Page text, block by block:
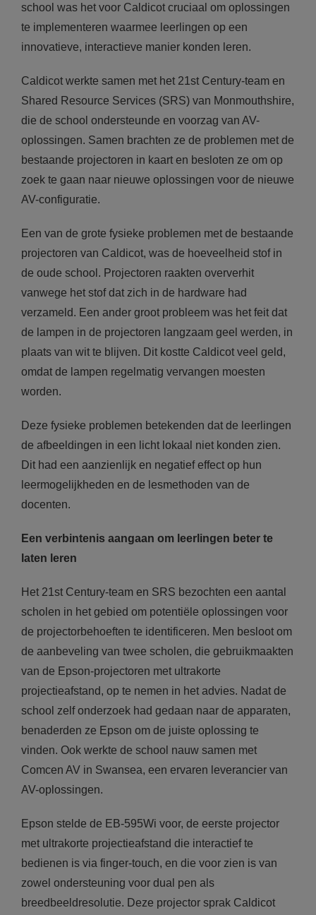
school was het voor Caldicot cruciaal om oplossingen
te implementeren waarmee leerlingen op een
innovatieve, interactieve manier konden leren.
Caldicot werkte samen met het 21st Century-team en
Shared Resource Services (SRS) van Monmouthshire,
die de school ondersteunde en voorzag van AV-
oplossingen. Samen brachten ze de problemen met de
bestaande projectoren in kaart en besloten ze om op
zoek te gaan naar nieuwe oplossingen voor de nieuwe
AV-configuratie.
Een van de grote fysieke problemen met de bestaande
projectoren van Caldicot, was de hoeveelheid stof in
de oude school. Projectoren raakten oververhit
vanwege het stof dat zich in de hardware had
verzameld. Een ander groot probleem was het feit dat
de lampen in de projectoren langzaam geel werden, in
plaats van wit te blijven. Dit kostte Caldicot veel geld,
omdat de lampen regelmatig vervangen moesten
worden.
Deze fysieke problemen betekenden dat de leerlingen
de afbeeldingen in een licht lokaal niet konden zien.
Dit had een aanzienlijk en negatief effect op hun
leermogelijkheden en de lesmethoden van de
docenten.
Een verbintenis aangaan om leerlingen beter te
laten leren
Het 21st Century-team en SRS bezochten een aantal
scholen in het gebied om potentiële oplossingen voor
de projectorbehoeften te identificeren. Men besloot om
de aanbeveling van twee scholen, die gebruikmaakten
van de Epson-projectoren met ultrakorte
projectieafstand, op te nemen in het advies. Nadat de
school zelf onderzoek had gedaan naar de apparaten,
benaderden ze Epson om de juiste oplossing te
vinden. Ook werkte de school nauw samen met
Comcen AV in Swansea, een ervaren leverancier van
AV-oplossingen.
Epson stelde de EB-595Wi voor, de eerste projector
met ultrakorte projectieafstand die interactief te
bedienen is via finger-touch, en die voor zien is van
zowel ondersteuning voor dual pen als
breedbeeldresolutie. Deze projector sprak Caldicot